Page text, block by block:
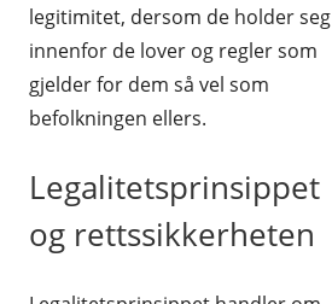
legitimitet, dersom de holder seg
innenfor de lover og regler som
gjelder for dem så vel som
befolkningen ellers.
Legalitetsprinsippet
og rettssikkerheten